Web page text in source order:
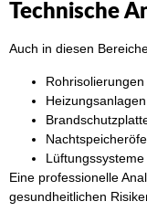
Technische
Auch in diesen
Rohrisolierungen
Heizungsanlagen
Lüftungssysteme
Eine professionelle
gesundheitlichen